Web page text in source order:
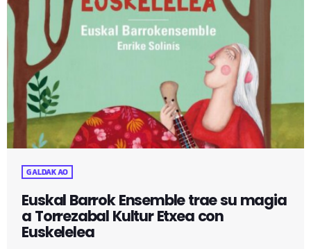
GALDAKAO
Euskal Barrok Ensemble trae su magia
a Torrezabal Kultur Etxea con
Euskelelea